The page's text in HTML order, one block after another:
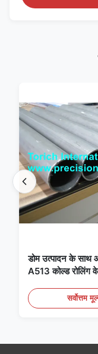
डोम उत्पादन के साथ
A513 कोल्ड रोलिंग
सर्वोत्तम